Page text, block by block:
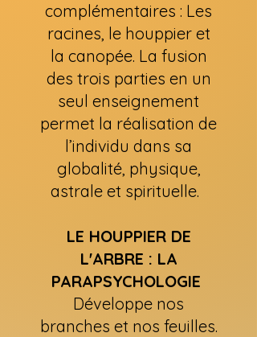
complémentaires : Les
racines, le houppier et
la canopée. La fusion
des trois parties en un
seul enseignement
permet la réalisation de
l’individu dans sa
globalité, physique,
astrale et spirituelle.
LE HOUPPIER DE
L'ARBRE : LA
PARAPSYCHOLOGIE
Développe nos
branches et nos feuilles.